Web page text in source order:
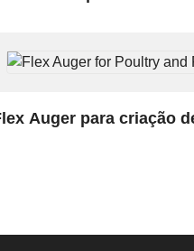
Auger para criação